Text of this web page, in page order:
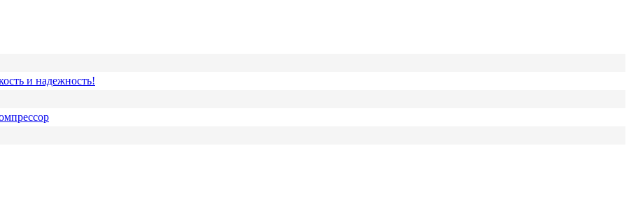
и надежность!